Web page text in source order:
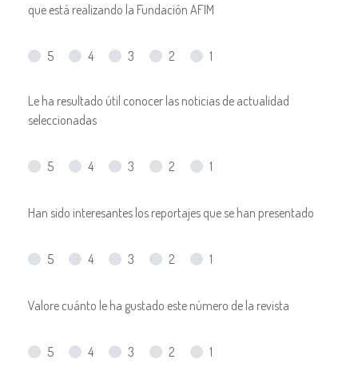
que está realizando la Fundación AFIM
5 4 3 2 1
Le ha resultado útil conocer las noticias de actualidad
seleccionadas
5 4 3 2 1
Han sido interesantes los reportajes que se han presentado
5 4 3 2 1
Valore cuánto le ha gustado este número de la revista
5 4 3 2 1